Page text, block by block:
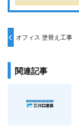
オフィス 塗替え工事
関連記事